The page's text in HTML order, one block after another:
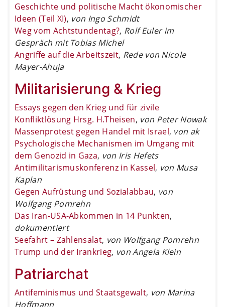
Geschichte und politische Macht ökonomischer
Ideen (Teil XI), von Ingo Schmidt
Weg vom Achtstundentag?, Rolf Euler im
Gespräch mit Tobias Michel
Angriffe auf die Arbeitszeit, Rede von Nicole
Mayer-Ahuja
Militarisierung & Krieg
Essays gegen den Krieg und für zivile
Konfliktlösung Hrsg. H.Theisen, von Peter Nowak
Massenprotest gegen Handel mit Israel, von ak
Psychologische Mechanismen im Umgang mit
dem Genozid in Gaza, von Iris Hefets
Antimilitarismuskonferenz in Kassel, von Musa
Kaplan
Gegen Aufrüstung und Sozialabbau, von
Wolfgang Pomrehn
Das Iran-USA-Abkommen in 14 Punkten,
dokumentiert
Seefahrt – Zahlensalat, von Wolfgang Pomrehn
Trump und der Irankrieg, von Angela Klein
Patriarchat
Antifeminismus und Staatsgewalt, von Marina
Hoffmann